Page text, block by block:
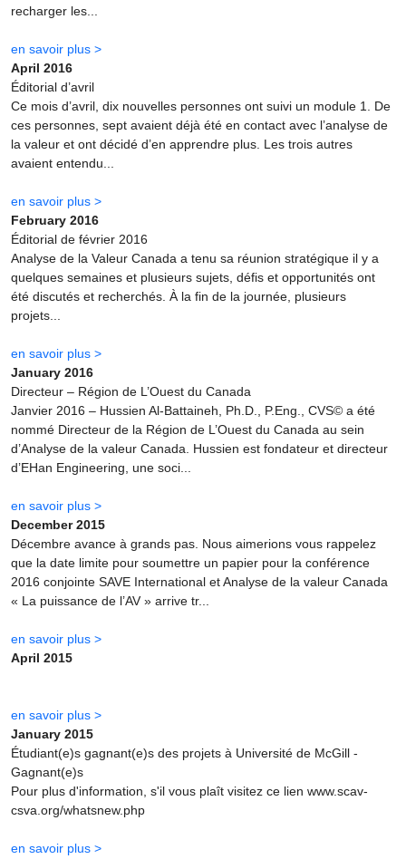
recharger les...
en savoir plus >
April 2016
Éditorial d’avril
Ce mois d’avril, dix nouvelles personnes ont suivi un module 1. De
ces personnes, sept avaient déjà été en contact avec l’analyse de
la valeur et ont décidé d’en apprendre plus. Les trois autres
avaient entendu...
en savoir plus >
February 2016
Éditorial de février 2016
Analyse de la Valeur Canada a tenu sa réunion stratégique il y a
quelques semaines et plusieurs sujets, défis et opportunités ont
été discutés et recherchés. À la fin de la journée, plusieurs
projets...
en savoir plus >
January 2016
Directeur – Région de L’Ouest du Canada
Janvier 2016 – Hussien Al-Battaineh, Ph.D., P.Eng., CVS© a été
nommé Directeur de la Région de L’Ouest du Canada au sein
d’Analyse de la valeur Canada. Hussien est fondateur et directeur
d’EHan Engineering, une soci...
en savoir plus >
December 2015
Décembre avance à grands pas. Nous aimerions vous rappelez
que la date limite pour soumettre un papier pour la conférence
2016 conjointe SAVE International et Analyse de la valeur Canada
« La puissance de l’AV » arrive tr...
en savoir plus >
April 2015
en savoir plus >
January 2015
Étudiant(e)s gagnant(e)s des projets à Université de McGill -
Gagnant(e)s
Pour plus d'information, s'il vous plaît visitez ce lien www.scav-
csva.org/whatsnew.php
en savoir plus >